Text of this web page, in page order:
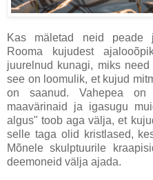
Kas mäletad neid peade
Rooma kujudest
juurelnud kunagi, miks
see on loomulik, et kujud
on saanud. Vahepea
maavärinaid ja igasugu
algus" toob aga välja, et
selle taga olid kristlased,
Mõnele skulptuurile
deemoneid välja ajada.